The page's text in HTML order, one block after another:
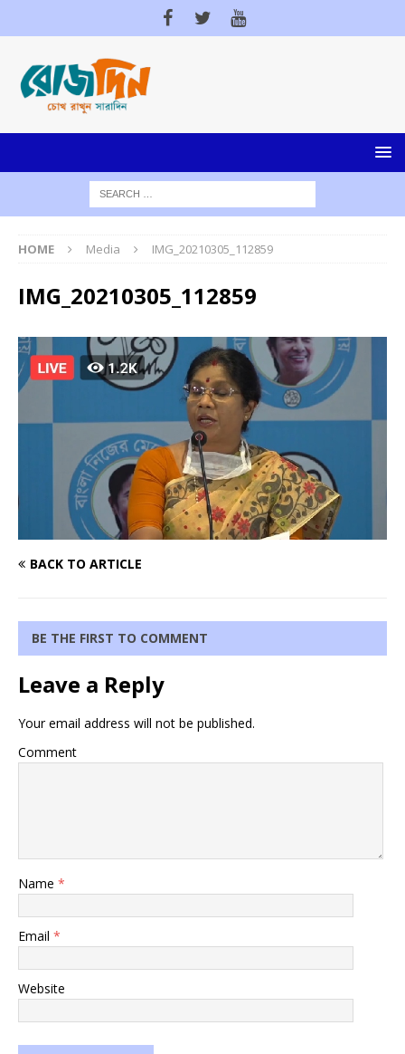
HOME Media IMG_20210305_112859
IMG_20210305_112859
BACK TO ARTICLE
BE THE FIRST TO COMMENT
Leave a Reply
Your email address will not be published.
Comment
Name *
Email *
Website